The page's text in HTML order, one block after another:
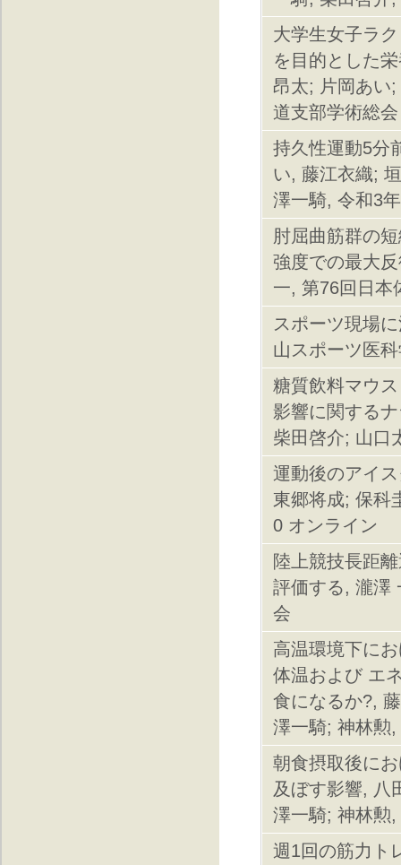
大学生女子ラ
を目的とした
昂太; 片岡あい
道支部学術総会
持久性運動5分
い, 藤江衣織;
澤一騎, 令和3
肘屈曲筋群の
強度での最大
一, 第76回日本
スポーツ現場
山スポーツ医
糖質飲料マウ
影響に関する
柴田啓介; 山口
運動後のアイ
東郷将成; 保科
0 オンライン
陸上競技長距
評価する, 瀧澤
会
高温環境下に
体温および エ
食になるか?,
澤一騎; 神林勲
朝食摂取後に
及ぼす影響, 八
澤一騎; 神林勲
週1回の筋力ト